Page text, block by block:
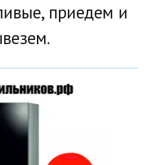
приедем и